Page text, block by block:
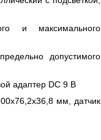
и максимального
допустимого
адаптер DC 9 В
мм, датчик